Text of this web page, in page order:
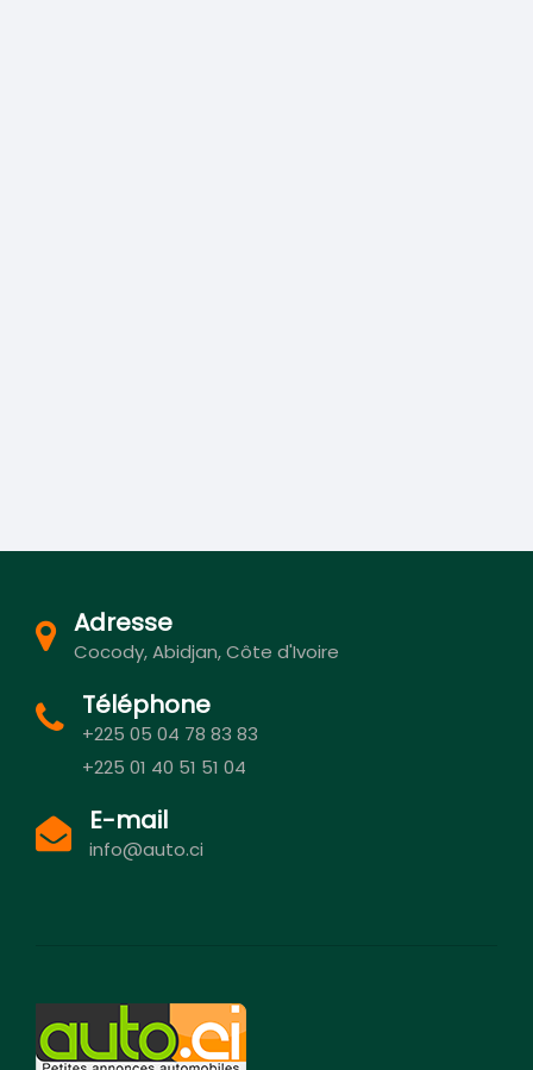
Adresse
Cocody, Abidjan, Côte d'Ivoire
Téléphone
+225 05 04 78 83 83
+225 01 40 51 51 04
E-mail
info@auto.ci